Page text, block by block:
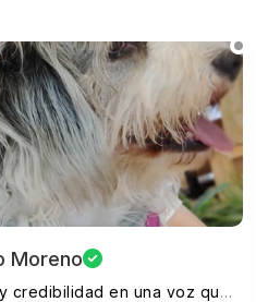
Moreno
credibilidad en una voz que